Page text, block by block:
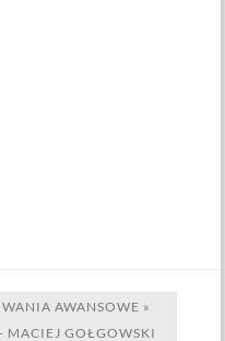
AWANSOWE »
MACIEJ GOŁGOWSKI